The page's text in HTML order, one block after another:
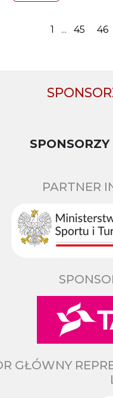
1 ... 45 46
PARTNER
GŁÓWNY